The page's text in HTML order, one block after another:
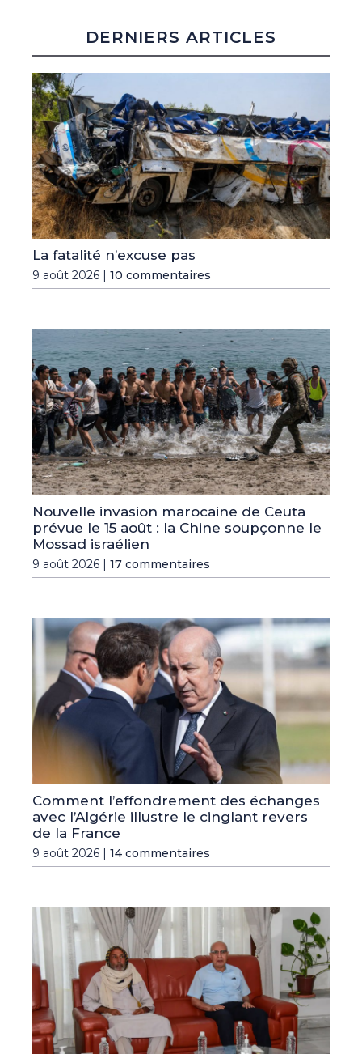
DERNIERS ARTICLES
La fatalité n’excuse pas
9 août 2026 | 10 commentaires
Nouvelle invasion marocaine de Ceuta
prévue le 15 août : la Chine soupçonne le
Mossad israélien
9 août 2026 | 17 commentaires
Comment l’effondrement des échanges
avec l’Algérie illustre le cinglant revers
de la France
9 août 2026 | 14 commentaires